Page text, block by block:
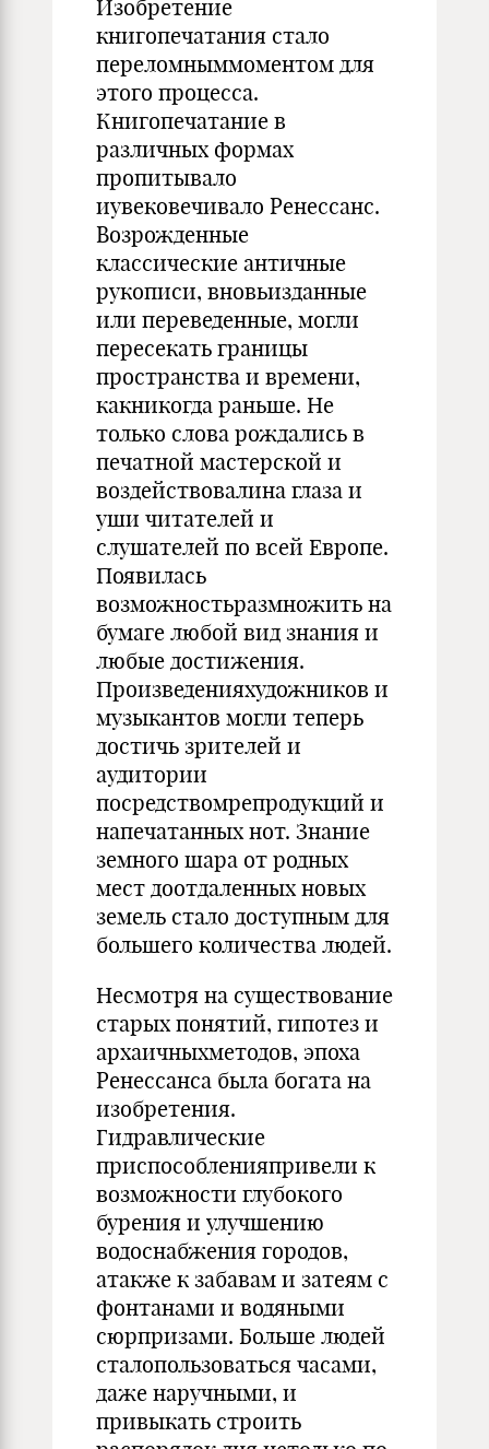
Изобретение
книгопечатания стало
переломныммоментом для
этого процесса.
Книгопечатание в
различных формах
пропитывало
иувековечивало Ренессанс.
Возрожденные
классические античные
рукописи, вновьизданные
или переведенные, могли
пересекать границы
пространства и времени,
какникогда раньше. Не
только слова рождались в
печатной мастерской и
воздействовалина глаза и
уши читателей и
слушателей по всей Европе.
Появилась
возможностьразмножить на
бумаге любой вид знания и
любые достижения.
Произведенияхудожников и
музыкантов могли теперь
достичь зрителей и
аудитории
посредствомрепродукций и
напечатанных нот. Знание
земного шара от родных
мест доотдаленных новых
земель стало доступным для
большего количества людей.
Несмотря на существование
старых понятий, гипотез и
архаичныхметодов, эпоха
Ренессанса была богата на
изобретения.
Гидравлические
приспособленияпривели к
возможности глубокого
бурения и улучшению
водоснабжения городов,
атакже к забавам и затеям с
фонтанами и водяными
сюрпризами. Больше людей
сталопользоваться часами,
даже наручными, и
привыкать строить